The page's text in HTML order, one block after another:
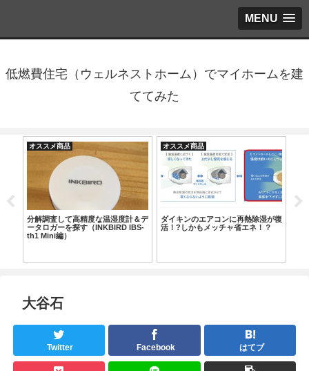
MENU
低燃費住宅（ウェルネストホーム）でマイホームを建
ててみた
オススメ商品
分解調査して高精度な温湿度計＆デ
ータロガーを探す（INKBIRD IBS-
th1 Mini編）
オススメ商品
ダイキンのエアコンに再熱除湿が復
活！?しかもメッチャ省エネ！？
大谷石
Twitter Facebook はてブ